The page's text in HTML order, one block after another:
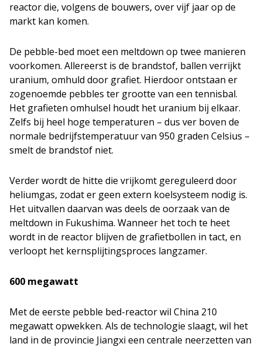
reactor die, volgens de bouwers, over vijf jaar op de
markt kan komen.
De pebble-bed moet een meltdown op twee manieren
voorkomen. Allereerst is de brandstof, ballen verrijkt
uranium, omhuld door grafiet. Hierdoor ontstaan er
zogenoemde pebbles ter grootte van een tennisbal.
Het grafieten omhulsel houdt het uranium bij elkaar.
Zelfs bij heel hoge temperaturen – dus ver boven de
normale bedrijfstemperatuur van 950 graden Celsius –
smelt de brandstof niet.
Verder wordt de hitte die vrijkomt gereguleerd door
heliumgas, zodat er geen extern koelsysteem nodig is.
Het uitvallen daarvan was deels de oorzaak van de
meltdown in Fukushima. Wanneer het toch te heet
wordt in de reactor blijven de grafietbollen in tact, en
verloopt het kernsplijtingsproces langzamer.
600 megawatt
Met de eerste pebble bed-reactor wil China 210
megawatt opwekken. Als de technologie slaagt, wil het
land in de provincie Jiangxi een centrale neerzetten van